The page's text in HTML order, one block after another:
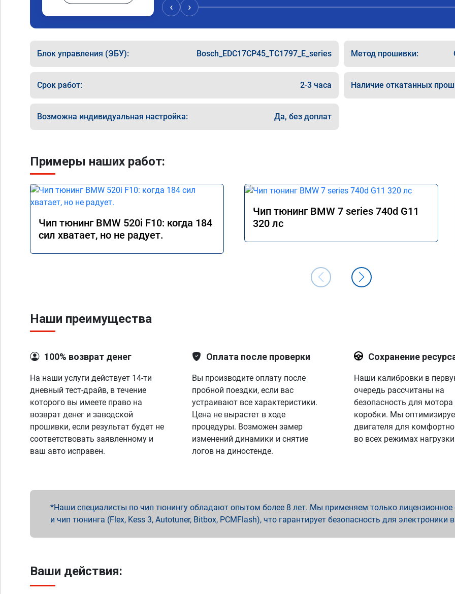
‹ ›
Блок управления (ЭБУ): Bosch_EDC17CP45_TC1797_E_series Метод прошивки:
Срок работ: 2-3 часа Наличие откатанных
Возможна индивидуальная настройка: Да, без доплат
Примеры наших работ:
Чип тюнинг BMW 520i F10: когда 184
сил хватает, но не радует.
Чип тюнинг BMW 7 series 740d G11
320 лс
Наши преимущества
100% возврат денег
На наши услуги действует 14-ти
дневный тест-драйв, в течение
которого вы имеете право на
возврат денег и заводской
прошивки, если результат будет не
соответствовать заявленному и
ваш авто исправен.
Оплата после проверки
Вы производите оплату после
пробной поездки, если вас
устраивают все характеристики.
Цена не вырастет в ходе
процедуры. Возможен замер
изменений динамики и снятие
логов на диностенде.
Сохранение
Наши калибровки в
очередь рассчитаны на
безопасность для мотора
коробки. Мы
двигателя для
во всех режимах
Наши специалисты по чип тюнингу обладают опытом более 8 лет. Мы применяем только лицензионное
и чип тюнинга (Flex, Kess 3, Autotuner, Bitbox, PCMFlash), что гарантирует безопасность для электроники
Ваши действия: